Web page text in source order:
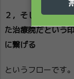
２，そして多くの
た治療院だという
に繋げる
というフローです。